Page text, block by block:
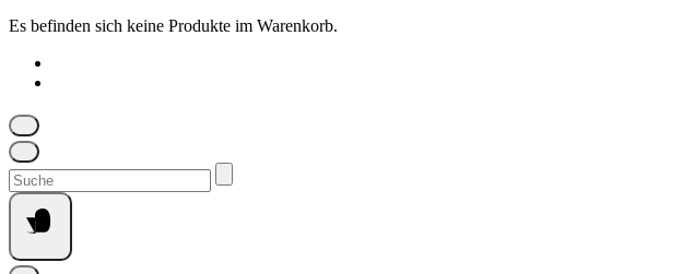
Es befinden sich keine Produkte im Warenkorb.
Suchen
nach: